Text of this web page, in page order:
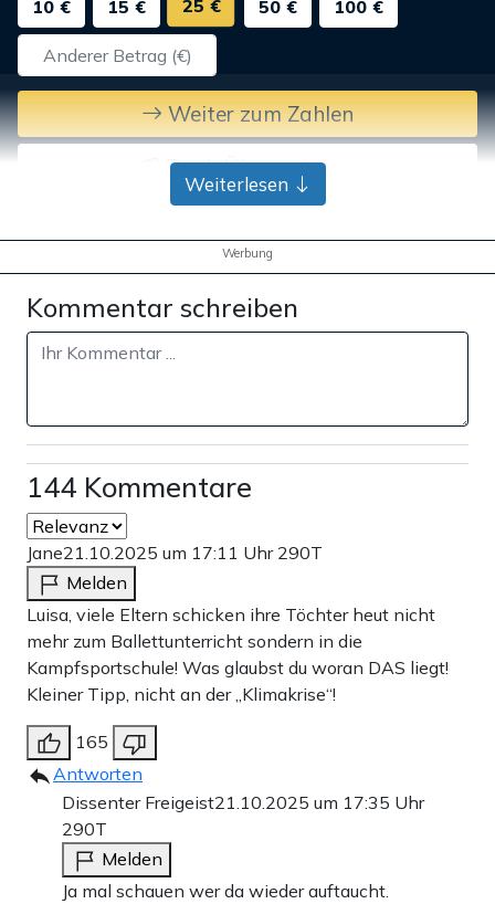
10 € 15 € 25 € 50 € 100 €
Weiter zum Zahlen
Bank-Überweisung
Weiterlesen
Werbung
Kommentar schreiben
144 Kommentare
Jane21.10.2025 um 17:11 Uhr 290T
Melden
Luisa, viele Eltern schicken ihre Töchter heut nicht
mehr zum Ballettunterricht sondern in die
Kampfsportschule! Was glaubst du woran DAS liegt!
Kleiner Tipp, nicht an der „Klimakrise“!
165
Antworten
Dissenter Freigeist21.10.2025 um 17:35 Uhr
290T
Melden
Ja mal schauen wer da wieder auftaucht.